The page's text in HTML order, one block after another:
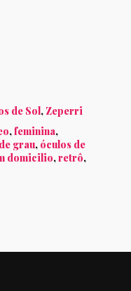
de Sol, Zeperri
,feminina,
grau, óculos de
domicilio,retrô,